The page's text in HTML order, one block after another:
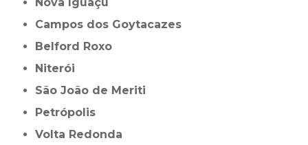
Campos dos Goytacazes
Belford Roxo
Niterói
São João de Meriti
Petrópolis
Volta Redonda